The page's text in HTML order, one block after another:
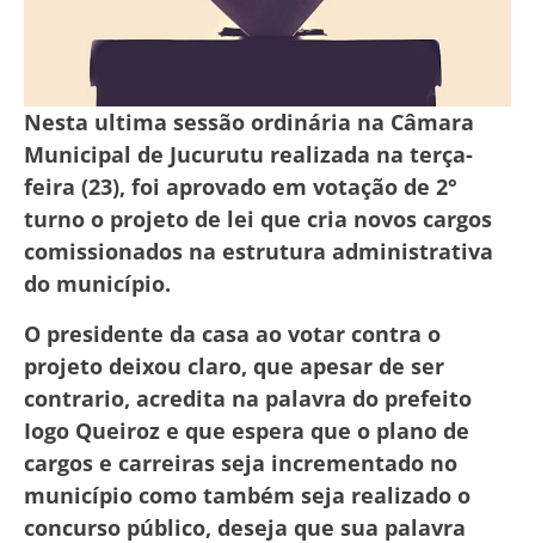
Nesta ultima sessão ordinária na Câmara
Municipal de Jucurutu realizada na terça-
feira (23), foi aprovado em votação de 2°
turno o projeto de lei que cria novos cargos
comissionados na estrutura administrativa
do município.
O presidente da casa ao votar contra o
projeto deixou claro, que apesar de ser
contrario, acredita na palavra do prefeito
Iogo Queiroz e que espera que o plano de
cargos e carreiras seja incrementado no
município como também seja realizado o
concurso público, deseja que sua palavra